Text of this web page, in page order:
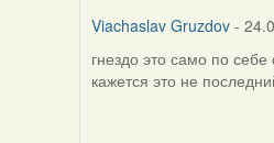
Viachaslav Gruzdov -
In
reply
гнездо это само по
кажется это не